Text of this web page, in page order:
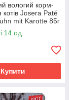
вологий корм-
Josera Paté
mit Karotte 85г
та куркою з
14 од.
Купити